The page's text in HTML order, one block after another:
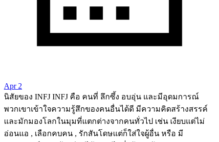
Apr 2
นิสัยของ INFJ INFJ คือ คนที่ ลึกซึ้ง อบอุ่น และมีอุดมการณ์
พวกเขาเข้าใจความรู้สึกของคนอื่นได้ดี มีความคิดสร้างสรรค์
และมักมองโลกในมุมที่แตกต่างจากคนทั่วไป เช่น เงียบแต่ไม่
อ่อนแอ , เลือกคบคน , รักสันโดษแต่ก็ใส่ใจผู้อื่น หรือ มี